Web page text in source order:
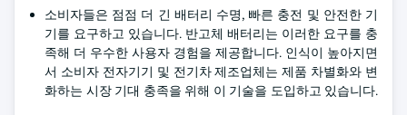
소비자들은 점점 더 긴 배터리 수명, 빠른 충전 및 안전한 기
기를 요구하고 있습니다. 반고체 배터리는 이러한 요구를 충
족해 더 우수한 사용자 경험을 제공합니다. 인식이 높아지면
서 소비자 전자기기 및 전기차 제조업체는 제품 차별화와 변
화하는 시장 기대 충족을 위해 이 기술을 도입하고 있습니다.